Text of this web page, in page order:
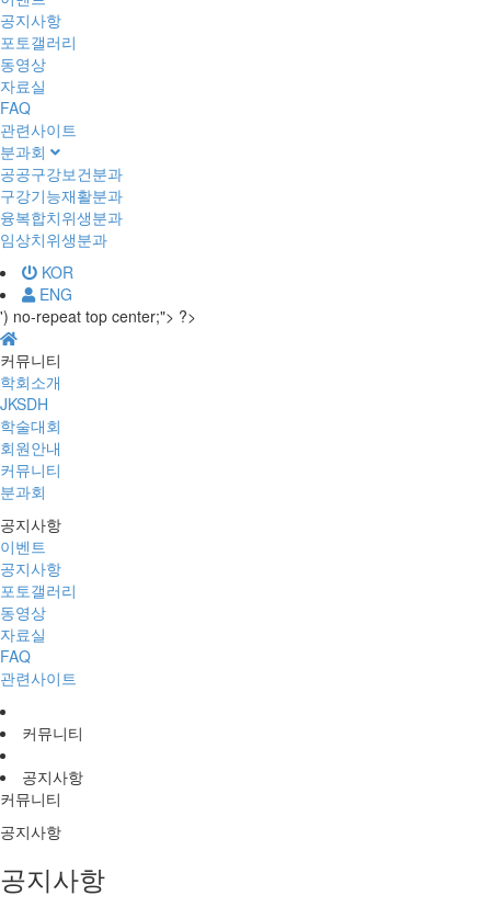
공지사항
포토갤러리
동영상
자료실
FAQ
관련사이트
분과회
공공구강보건분과
구강기능재활분과
융복합치위생분과
임상치위생분과
KOR
ENG
') no-repeat top center;"> ?>
커뮤니티
학회소개
JKSDH
학술대회
회원안내
커뮤니티
분과회
공지사항
이벤트
공지사항
포토갤러리
동영상
자료실
FAQ
관련사이트
커뮤니티
공지사항
커뮤니티
공지사항
공지사항